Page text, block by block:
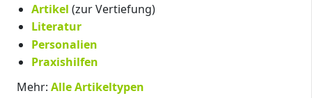
Artikel (zur Vertiefung)
Literatur
Personalien
Praxishilfen
Mehr: Alle Artikeltypen